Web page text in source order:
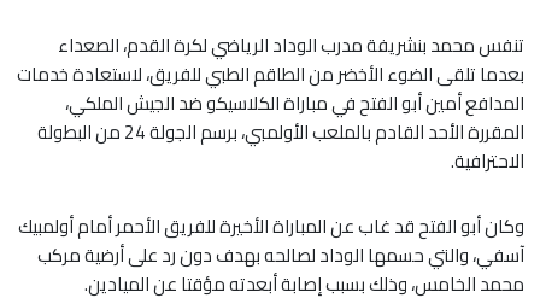
تنفس محمد بنشريفة مدرب الوداد الرياضي لكرة القدم، الصعداء
بعدما تلقى الضوء الأخضر من الطاقم الطبي للفريق، لاستعادة خدمات
المدافع أمين أبو الفتح في مباراة الكلاسيكو ضد الجيش الملكي،
المقررة الأحد القادم بالملعب الأولمبي، برسم الجولة 24 من البطولة
الاحترافية.
وكان أبو الفتح قد غاب عن المباراة الأخيرة للفريق الأحمر أمام أولمبيك
آسفي، والتي حسمها الوداد لصالحه بهدف دون رد على أرضية مركب
محمد الخامس، وذلك بسبب إصابة أبعدته مؤقتا عن الميادين.